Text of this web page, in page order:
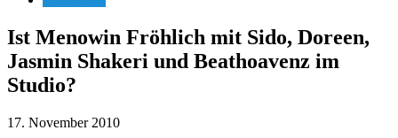
Ist Menowin Fröhlich mit Sido, Doreen,
Jasmin Shakeri und Beathoavenz im
Studio?
17. November 2010